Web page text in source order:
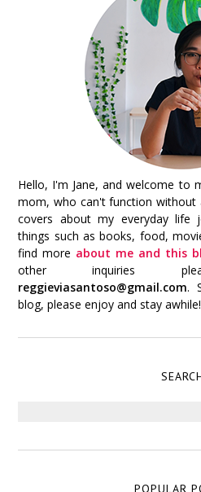
Hello, I'm Jane, and welcome to
mom, who can't function without
covers about my everyday life
things such as books, food,
find more about me and this
other inquiries
reggieviasantoso@gmail.com.
blog, please enjoy and stay awhile!
POPULAR